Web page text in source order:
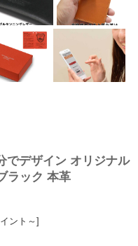
でデザイン オリジナル
ラック 本革
ント～]